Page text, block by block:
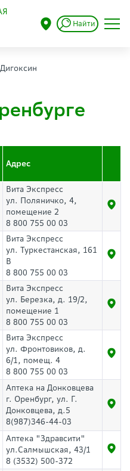
Найти
Дигоксин
Адрес
Вита Экспресс
ул. Поляничко, 4,
помещение 2
8 800 755 00 03
Вита Экспресс
ул. Туркестанская, 161
В
8 800 755 00 03
Вита Экспресс
ул. Березка, д. 19/2,
помещение 1
8 800 755 00 03
Вита Экспресс
ул. Фронтовиков, д.
6/1, помещ. 4
8 800 755 00 03
Аптека на Донковцева
г. Оренбург, ул. Г.
Донковцева, д.5
8(987)346-44-03
Аптека "Здравсити"
ул.Салмышская, 43/1
8 (3532) 500-372